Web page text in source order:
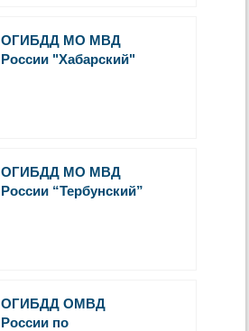
ОГИБДД МО МВД
России "Хабарский"
ОГИБДД МО МВД
России “Тербунский”
ОГИБДД ОМВД
России по